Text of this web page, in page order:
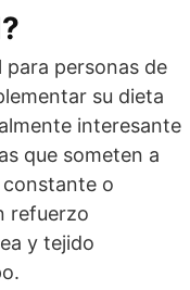
para personas de
su dieta
interesante
que someten a
o
refuerzo
y tejido